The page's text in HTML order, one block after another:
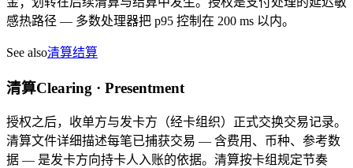
感热路径 — 多数处理器把 p95 控制在 200 ms 以内。
See also清算结算
清算Clearing · Presentment
授权之后，收单方与发卡方（经卡组织）正式交换交易记录。
清算文件详细描述每笔已捕获交易 — 含费用、币种、参考数
据 — 是发卡方向持卡人入账的依据。清算按卡组规定节奏